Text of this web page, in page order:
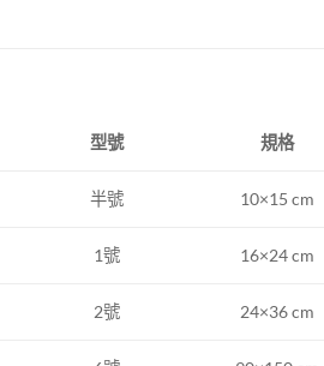
型號 規格
半號 10×15 cm
1號 16×24 cm
2號 24×36 cm